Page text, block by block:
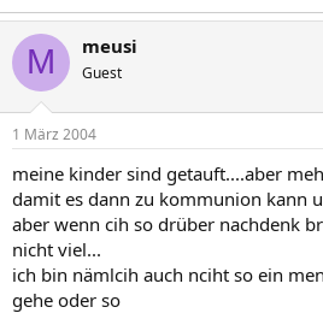
M meusi
Guest
1 März 2004
meine kinder sind getauft....aber
damit es dann zu kommunion kann
aber wenn cih so drüber nachdenk
nicht viel...
ich bin nämlcih auch nciht so ein
gehe oder so